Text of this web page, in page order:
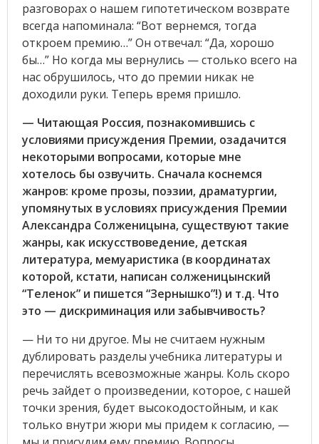
разговорах о нашем гипотетическом возврате
всегда напоминала: “Вот вернемся, тогда
откроем премию…” Он отвечал: “Да, хорошо
бы…” Но когда мы вернулись — столько всего на
нас обрушилось, что до премии никак не
доходили руки. Теперь время пришло.
— Читающая Россия, познакомившись с
условиями присуждения Премии, озадачится
некоторыми вопросами, которые мне
хотелось бы озвучить. Сначала коснемся
жанров: кроме прозы, поэзии, драматургии,
упомянутых в условиях присуждения Премии
Александра Солженицына, существуют такие
жанры, как искусствоведение, детская
литература, мемуаристика (в координатах
которой, кстати, написан солженицынский
“Теленок” и пишется “Зернышко”!) и т.д. Что
это — дискриминация или забывчивость?
— Ни то ни другое. Мы не считаем нужным
дублировать разделы учебника литературы и
перечислять всевозможные жанры. Коль скоро
речь зайдет о произведении, которое, с нашей
точки зрения, будет высокодостойным, и как
только внутри жюри мы придем к согласию, —